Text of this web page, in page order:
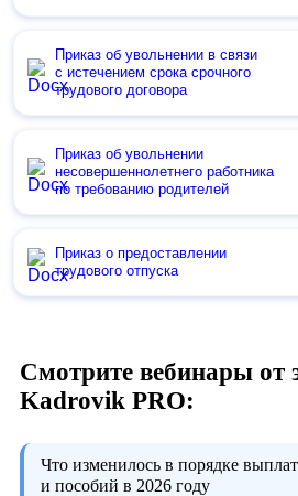
Приказ об увольнении в связи
с истечением срока срочного
трудового договора
Приказ об увольнении
несовершеннолетнего работника
по требованию родителей
Приказ о предоставлении
трудового отпуска
Смотрите вебинары от
Kadrovik PRO:
Что изменилось в порядке
и пособий в 2026 году